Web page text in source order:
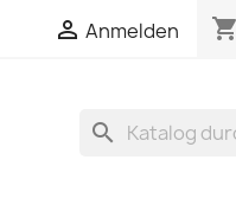
 Anmelden shopping_cart
search